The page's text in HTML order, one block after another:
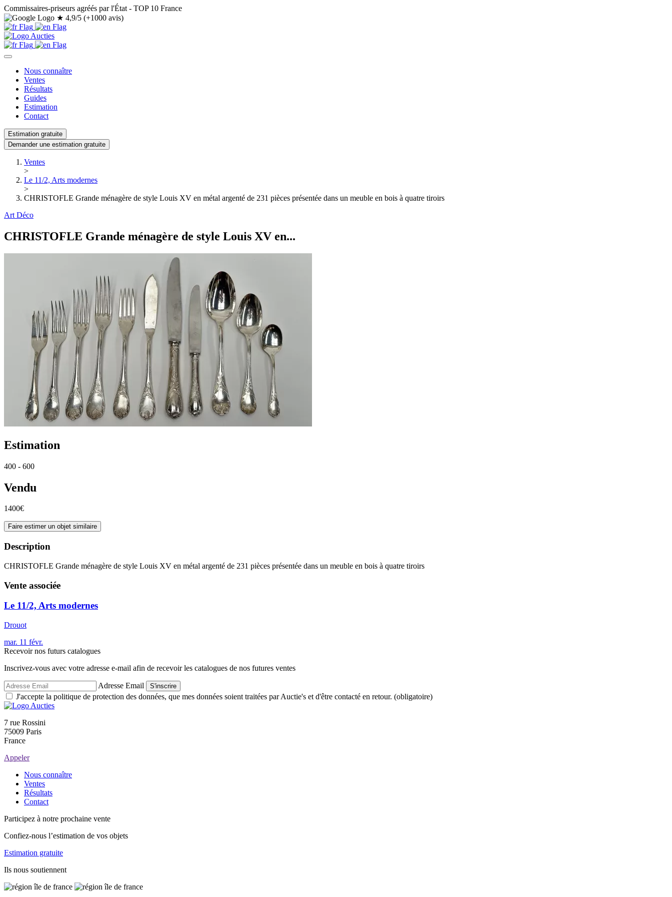
Commissaires-priseurs agréés par l'État - TOP 10 France
★ 4,9/5 (+1000 avis)
Nous connaître
Ventes
Résultats
Guides
Estimation
Contact
Estimation gratuite
Demander une estimation gratuite
Ventes
>
Le 11/2, Arts modernes
>
CHRISTOFLE Grande ménagère de style Louis XV en métal argenté de 231 pièces présentée dans un meuble en bois à quatre tiroirs
Art Déco
CHRISTOFLE Grande ménagère de style Louis XV en...
Estimation
400 - 600
Vendu
1400€
Faire estimer un objet similaire
Description
CHRISTOFLE Grande ménagère de style Louis XV en métal argenté de 231 pièces présentée dans un meuble en bois à quatre tiroirs
Vente associée
Le 11/2, Arts modernes
Drouot
mar. 11 févr.
Recevoir nos futurs catalogues
Inscrivez-vous avec votre adresse e-mail afin de recevoir les catalogues de nos futures ventes
Adresse Email S'inscrire
J'accepte la politique de protection des données, que mes données soient traitées par Auctie's et d'être contacté en retour. (obligatoire)
7 rue Rossini
75009 Paris
France
Appeler
Nous connaître
Ventes
Résultats
Contact
Participez à notre prochaine vente
Confiez-nous l’estimation de vos objets
Estimation gratuite
Ils nous soutiennent